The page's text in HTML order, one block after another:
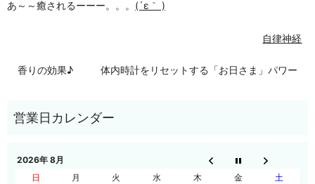
あ～～癒されるーーー。。。 (´ε｀ )
自律神経
香りの効果♪ 体内時計をリセットする「お日さま」パワー
2026年 8月
日
月 火 水 木 金
土